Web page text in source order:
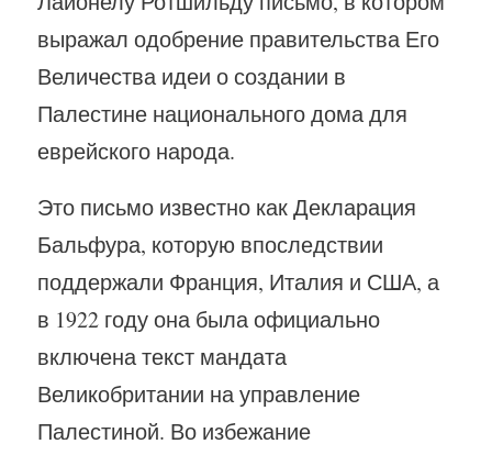
выражал одобрение правительства Его
Величества идеи о создании в
Палестине национального дома для
еврейского народа.
Это письмо известно как Декларация
Бальфура, которую впоследствии
поддержали Франция, Италия и США, а
в 1922 году она была официально
включена текст мандата
Великобритании на управление
Палестиной. Во избежание